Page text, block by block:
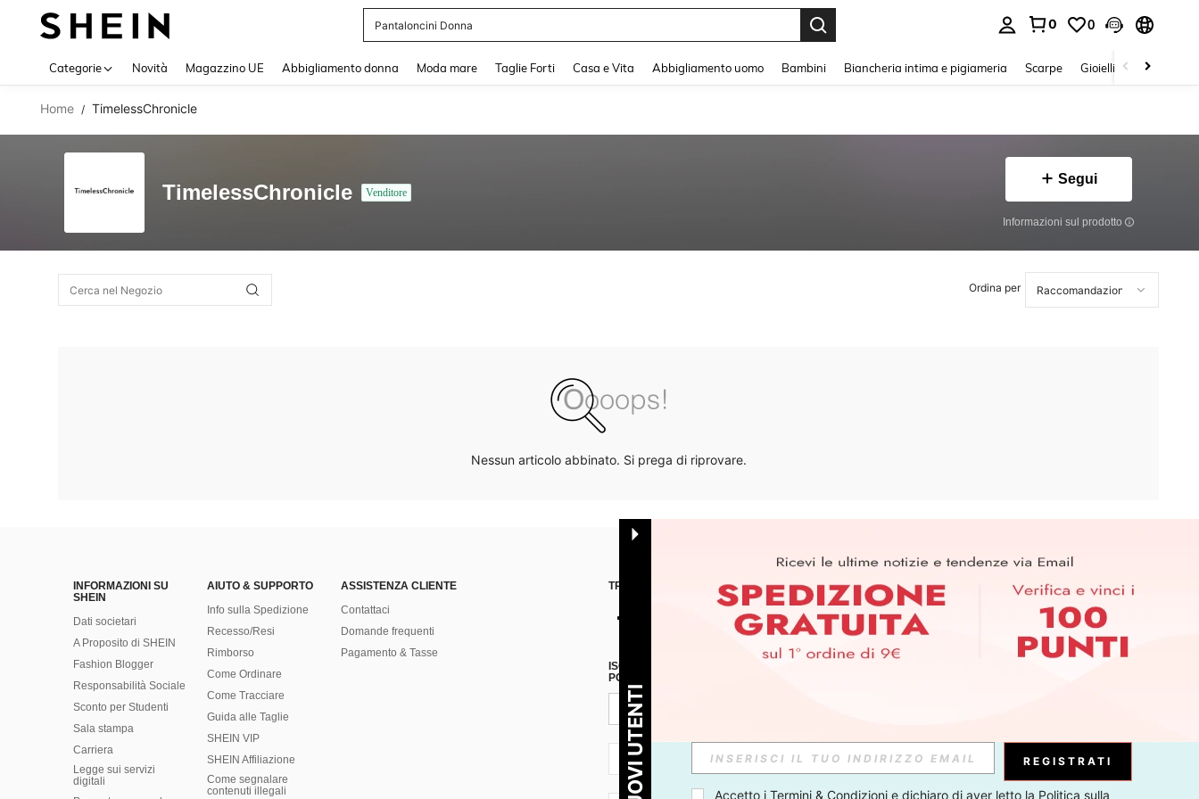
Pantaloncini Donna
0 0
Categorie Novità Magazzino UE Abbigliamento donna Moda mare Taglie Forti Casa e Vita Abbigliamento uomo Bambini Biancheria intima e pigiameria Scarpe Gioielli E Accessori
Home / TimelessChronicle
TimelessChronicle Venditore
Segui
Informazioni sul prodotto
Ordina per
Nessun articolo abbinato. Si prega di riprovare.
INFORMAZIONI SU
SHEIN
Dati societari
A Proposito di SHEIN
Fashion Blogger
Responsabilità Sociale
Sconto per Studenti
Sala stampa
Carriera
Legge sui servizi
digitali
AIUTO & SUPPORTO
Info sulla Spedizione
Recesso/Resi
Rimborso
Come Ordinare
Come Tracciare
Guida alle Taglie
SHEIN VIP
SHEIN Affiliazione
Come segnalare
contenuti illegali
ASSISTENZA CLIENTE
Contattaci
Domande frequenti
Pagamento & Tasse
TROVACI SU APP
ISCRIVITI ALLA NOSTRA NEWSLETTER PER SCOPRIRE LE ULTIME TENDENZE IN ANTEPRIMA! (È
POSSIBILE ANNULLARE LA SOTTOSCRIZIONE IN QUALSIASI MOMENTO).
IT + 39 Abbonati
REGISTRATI
Accetto i Termini & Condizioni e dichiaro di aver letto la Politica sulla